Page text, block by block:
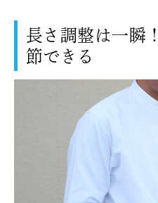
長さ調整は一瞬
節できる